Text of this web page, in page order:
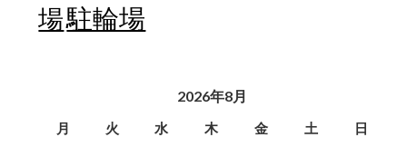
場駐輪場
2026年8月
月 火 水 木 金 土
日